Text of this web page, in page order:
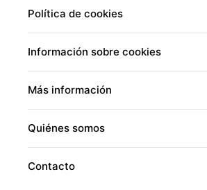
Política de cookies
Información sobre cookies
Más información
Quiénes somos
Contacto